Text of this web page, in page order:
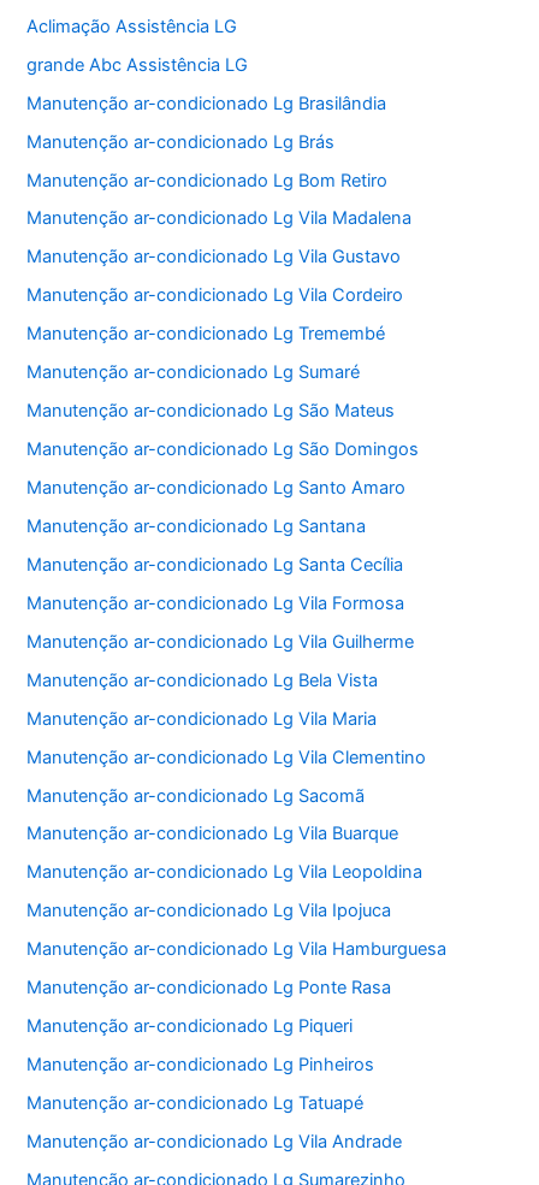
Aclimação Assistência LG
grande Abc Assistência LG
Manutenção ar-condicionado Lg Brasilândia
Manutenção ar-condicionado Lg Brás
Manutenção ar-condicionado Lg Bom Retiro
Manutenção ar-condicionado Lg Vila Madalena
Manutenção ar-condicionado Lg Vila Gustavo
Manutenção ar-condicionado Lg Vila Cordeiro
Manutenção ar-condicionado Lg Tremembé
Manutenção ar-condicionado Lg Sumaré
Manutenção ar-condicionado Lg São Mateus
Manutenção ar-condicionado Lg São Domingos
Manutenção ar-condicionado Lg Santo Amaro
Manutenção ar-condicionado Lg Santana
Manutenção ar-condicionado Lg Santa Cecília
Manutenção ar-condicionado Lg Vila Formosa
Manutenção ar-condicionado Lg Vila Guilherme
Manutenção ar-condicionado Lg Bela Vista
Manutenção ar-condicionado Lg Vila Maria
Manutenção ar-condicionado Lg Vila Clementino
Manutenção ar-condicionado Lg Sacomã
Manutenção ar-condicionado Lg Vila Buarque
Manutenção ar-condicionado Lg Vila Leopoldina
Manutenção ar-condicionado Lg Vila Ipojuca
Manutenção ar-condicionado Lg Vila Hamburguesa
Manutenção ar-condicionado Lg Ponte Rasa
Manutenção ar-condicionado Lg Piqueri
Manutenção ar-condicionado Lg Pinheiros
Manutenção ar-condicionado Lg Tatuapé
Manutenção ar-condicionado Lg Vila Andrade
Manutenção ar-condicionado Lg Sumarezinho